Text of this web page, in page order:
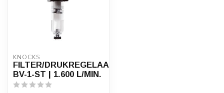
KNOCKS
FILTER/DRUKREGELAAR
BV-1-ST | 1.600 L/MIN.